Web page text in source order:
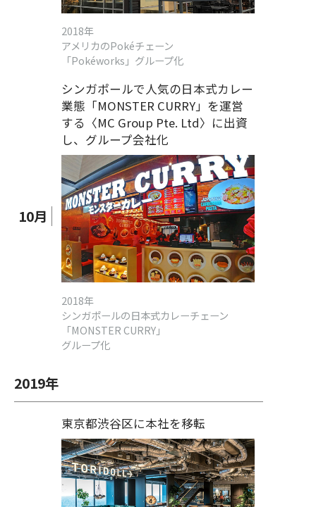
2018年
アメリカのPokéチェーン
「Pokéworks」グループ化
10月
シンガポールで人気の日本式カレー
業態「MONSTER CURRY」を運営
する〈MC Group Pte. Ltd〉に出資
し、グループ会社化
2018年
シンガポールの日本式カレーチェーン
「MONSTER CURRY」
グループ化
2019年
東京都渋谷区に本社を移転